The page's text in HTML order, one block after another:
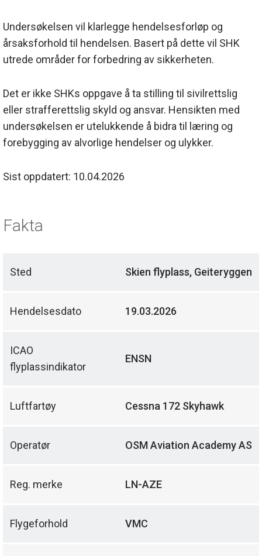
Undersøkelsen vil klarlegge hendelsesforløp og
årsaksforhold til hendelsen. Basert på dette vil SHK
utrede områder for forbedring av sikkerheten.
Det er ikke SHKs oppgave å ta stilling til sivilrettslig
eller strafferettslig skyld og ansvar. Hensikten med
undersøkelsen er utelukkende å bidra til læring og
forebygging av alvorlige hendelser og ulykker.
Sist oppdatert: 10.04.2026
Fakta
Sted Skien flyplass, Geiteryggen
Hendelsesdato 19.03.2026
ICAO
flyplassindikator
ENSN
Luftfartøy Cessna 172 Skyhawk
Operatør OSM Aviation Academy AS
Reg. merke LN-AZE
Flygeforhold VMC